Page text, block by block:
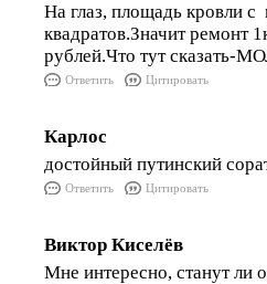
На глаз, площадь кровли с
квадратов.Значит ремонт
рублей.Что тут сказать-
Ответить Цитировать
Карлос
достойный путинский
Ответить Цитировать
Виктор Киселёв
Мне интересно, станут ли